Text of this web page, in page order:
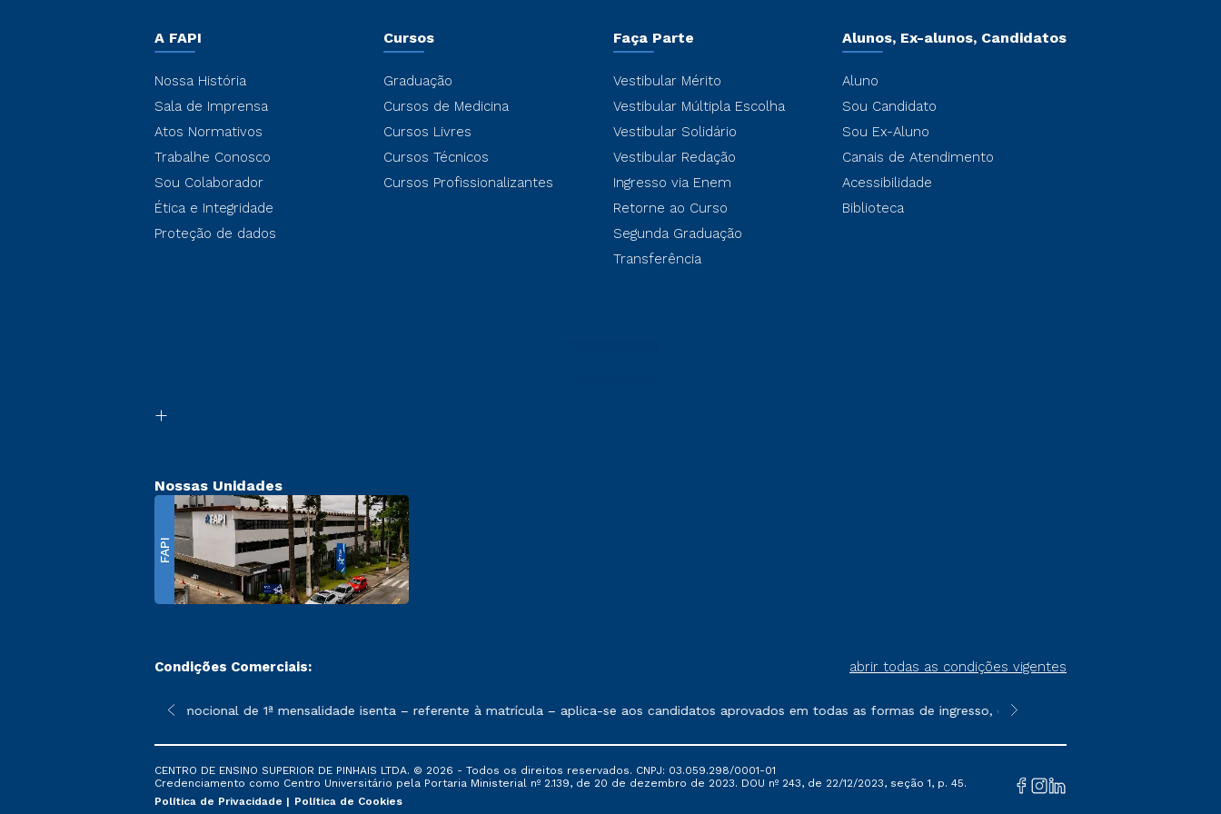
A FAPI
Nossa História
Sala de Imprensa
Atos Normativos
Trabalhe Conosco
Sou Colaborador
Ética e Integridade
Proteção de dados
Cursos
Graduação
Cursos de Medicina
Cursos Livres
Cursos Técnicos
Cursos Profissionalizantes
Faça Parte
Vestibular Mérito
Vestibular Múltipla Escolha
Vestibular Solidário
Vestibular Redação
Ingresso via Enem
Retorne ao Curso
Segunda Graduação
Transferência
Alunos, Ex-alunos, Candidatos
Aluno
Sou Candidato
Sou Ex-Aluno
Canais de Atendimento
Acessibilidade
Biblioteca
Nossas Unidades
FAPI
Condições Comerciais: abrir todas as condições vigentes
sofrer alterações nos períodos de rematrícula conforme exposto no contrato de prestação de serviços.
*A condição promocional de 1ª mensalidade isenta – referente à matrícula – aplica-se aos candidatos aprovados em todas as formas de ingresso, exceto na prova on-line ou
**Semipresencial é um formato do
CENTRO DE ENSINO SUPERIOR DE PINHAIS LTDA. © 2026 - Todos os direitos reservados. CNPJ: 03.059.298/0001-01
Credenciamento como Centro Universitário pela Portaria Ministerial nº 2.139, de 20 de dezembro de 2023. DOU nº 243, de 22/12/2023, seção 1, p. 45.
Política de Privacidade
Política de Cookies